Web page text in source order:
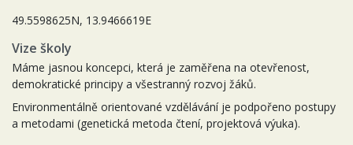
49.5598625N, 13.9466619E
Vize školy
Máme jasnou koncepci, která je zaměřena na otevřenost,
demokratické principy a všestranný rozvoj žáků.
Environmentálně orientované vzdělávání je podpořeno postupy
a metodami (genetická metoda čtení, projektová výuka).